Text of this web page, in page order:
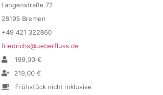
Langenstraße 72
28195 Bremen
+49 421 322860
friedrichs@ueberfluss.de
199,00 €
219,00 €
Frühstück nicht inklusive